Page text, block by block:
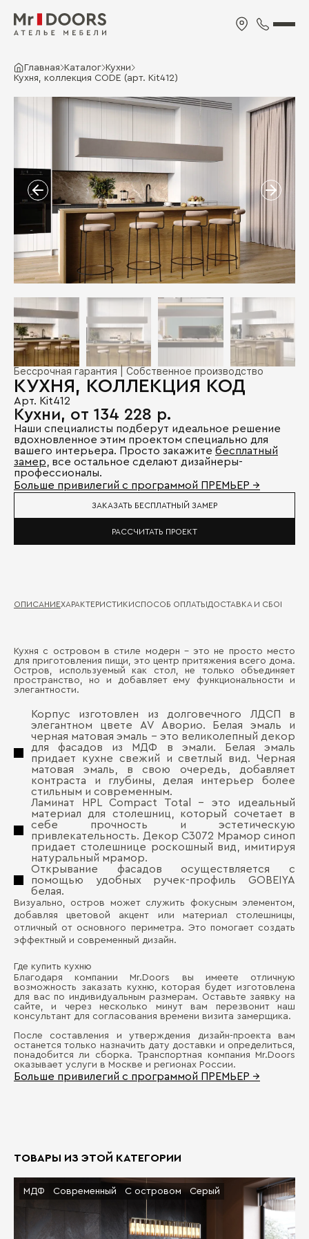
Главная Каталог Кухни
Кухня, коллекция CODE (арт. Kit412)
Бессрочная гарантия | Собственное производство
КУХНЯ, КОЛЛЕКЦИЯ КОД
Арт. Kit412
Кухни, от 134 228 р.
Наши специалисты подберут идеальное решение
вдохновленное этим проектом специально для
вашего интерьера. Просто закажите бесплатный
замер , все остальное сделают дизайнеры-
профессионалы.
Больше привилегий с программой ПРЕМЬЕР →
ЗАКАЗАТЬ БЕСПЛАТНЫЙ ЗАМЕР
РАССЧИТАТЬ ПРОЕКТ
ОПИСАНИЕХАРАКТЕРИСТИКИСПОСОБ ОПЛАТЫДОСТАВКА И СБОРКА
Кухня с островом в стиле модерн – это не просто место
для приготовления пищи, это центр притяжения всего дома.
Остров, используемый как стол, не только объединяет
пространство, но и добавляет ему функциональности и
элегантности.
Корпус изготовлен из долговечного ЛДСП в
элегантном цвете AV Аворио. Белая эмаль и
черная матовая эмаль – это великолепный декор
для фасадов из МДФ в эмали. Белая эмаль
придает кухне свежий и светлый вид. Черная
матовая эмаль, в свою очередь, добавляет
контраста и глубины, делая интерьер более
стильным и современным.
Ламинат HPL Compact Total – это идеальный
материал для столешниц, который сочетает в
себе прочность и эстетическую
привлекательность. Декор С3072 Мрамор синоп
придает столешнице роскошный вид, имитируя
натуральный мрамор.
Открывание фасадов осуществляется с
помощью удобных ручек-профиль GOBEIYA
белая.
Визуально, остров может служить фокусным элементом,
добавляя цветовой акцент или материал столешницы,
отличный от основного периметра. Это помогает создать
эффектный и современный дизайн.
Где купить кухню
Благодаря компании Mr.Doors вы имеете отличную
возможность заказать кухню, которая будет изготовлена
для вас по индивидуальным размерам. Оставьте заявку на
сайте, и через несколько минут вам перезвонит наш
консультант для согласования времени визита замерщика.
После составления и утверждения дизайн-проекта вам
останется только назначить дату доставки и определиться,
понадобится ли сборка. Транспортная компания Mr.Doors
оказывает услуги в Москве и регионах России.
Больше привилегий с программой ПРЕМЬЕР →
ТОВАРЫ ИЗ ЭТОЙ КАТЕГОРИИ
МДФ Современный С островом Серый